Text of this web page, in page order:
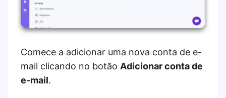
Comece a adicionar uma nova conta de e-
mail clicando no botão Adicionar conta de
e-mail.